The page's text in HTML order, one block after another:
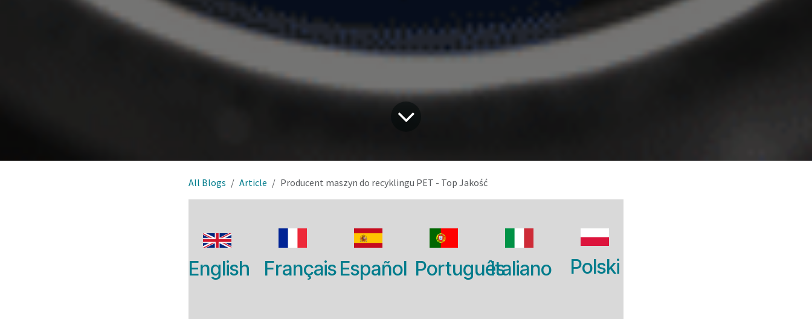
All Blogs Article Producent maszyn do recyklingu PET - Top Jakość
English FrançaisEspañol PortuguêsItaliano Polski